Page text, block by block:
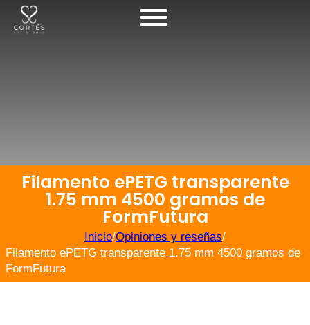
Filamento ePETG transparente
1.75 mm 4500 gramos de
FormFutura
Inicio/Opiniones y reseñas/
Filamento ePETG transparente 1.75 mm 4500 gramos de
FormFutura